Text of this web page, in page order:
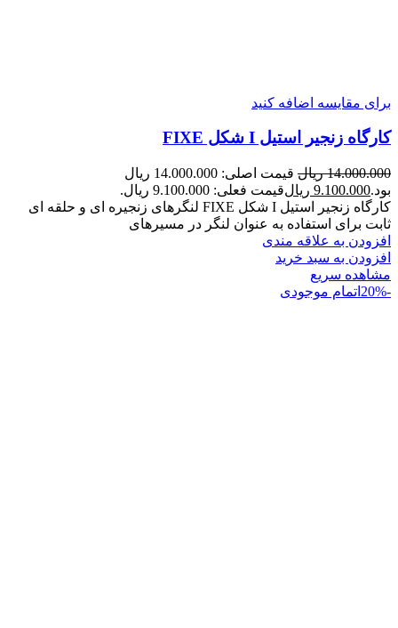
برای مقایسه اضافه کنید
کارگاه زنجیر استیل I شکل FIXE
14.000.000 ریال
قیمت اصلی: 14.000.000 ریال
بود.9.100.000 ریالقیمت فعلی: 9.100.000 ریال.
کارگاه زنجیر استیل I شکل FIXE لنگرهای زنجیره ای و حلقه ای
ثابت برای استفاده به عنوان لنگر در مسیرهای
افزودن به علاقه مندی
افزودن به سبد خرید
مشاهده سریع
-20%
اتمام موجودی